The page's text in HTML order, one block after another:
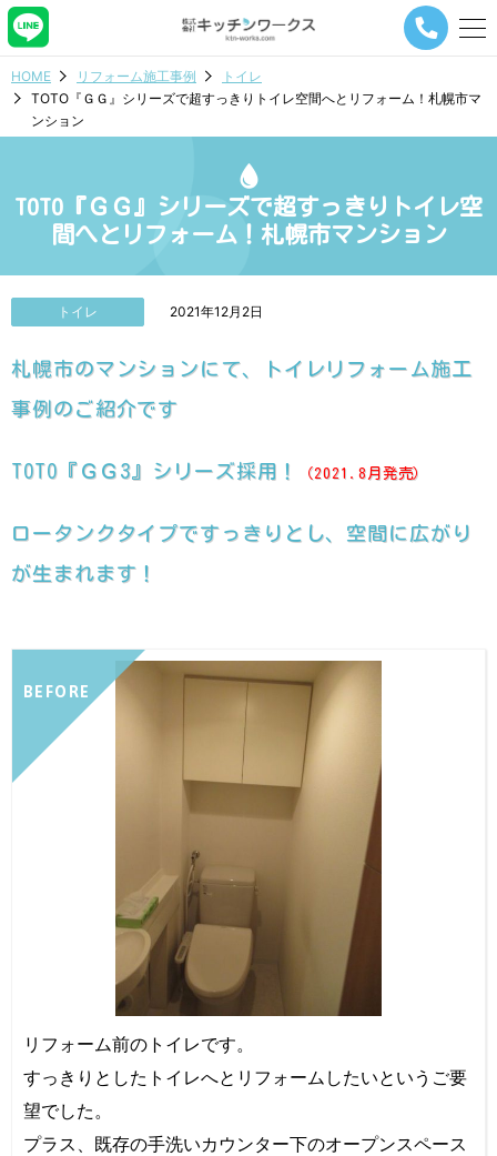
メ
ー
ビ
シ
ョ
タ
HOME リフォーム施工事例
トイレ
TOTO『ＧＧ』シリーズで超すっきりトイレ空間へとリフォーム！札幌市マ
ンション
TOTO『ＧＧ』シリーズで超すっきりトイレ空
間へとリフォーム！札幌市マンション
トイレ 2021年12月2日
札幌市のマンションにて、トイレリフォーム施工
事例のご紹介です
TOTO『ＧＧ3』シリーズ採用！ （2021.8月発売）
ロータンクタイプですっきりとし、空間に広がり
が生まれます！
BEFORE
リフォーム前のトイレです。
すっきりとしたトイレへとリフォームしたいというご要
望でした。
プラス、既存の手洗いカウンター下のオープンスペース